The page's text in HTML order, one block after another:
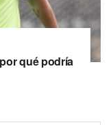
qué podría